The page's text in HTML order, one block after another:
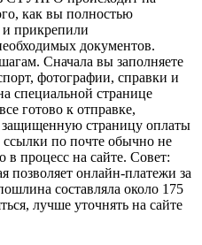
как вы полностью
и прикрепили
документов.
Сначала вы заполняете
фотографии, справки и
специальной странице
готово к отправке,
страницу оплаты
ссылки по почте обычно не
процесс на сайте. Совет:
позволяет онлайн-платежи за
составляла около 175
лучше уточнять на сайте